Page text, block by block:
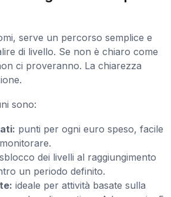
serve un percorso semplice e
di livello. Se non è chiaro come
ci proveranno. La chiarezza
sono:
punti per ogni euro speso, facile
sblocco dei livelli al raggiungimento
un periodo definito.
ideale per attività basate sulla